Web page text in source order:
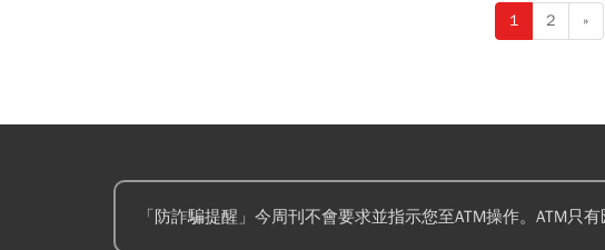
1 2 »
「防詐騙提醒」今周刊不會要求並指示您至ATM操作。ATM